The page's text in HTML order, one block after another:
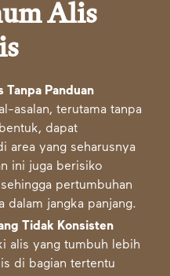
Alis
Tanpa Panduan
asalan, terutama tanpa
dapat
area yang seharusnya
ini juga berisiko
pertumbuhan
dalam jangka panjang.
Tidak Konsisten
alis yang tumbuh lebih
di bagian tertentu